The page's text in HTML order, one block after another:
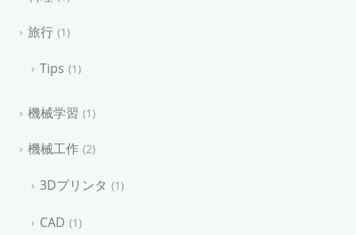
旅行 1
Tips 1
機械学習 1
機械工作 2
3Dプリンタ 1
CAD 1